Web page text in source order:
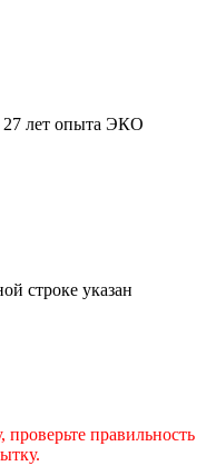
27 лет опыта ЭКО
строке указан
правильность